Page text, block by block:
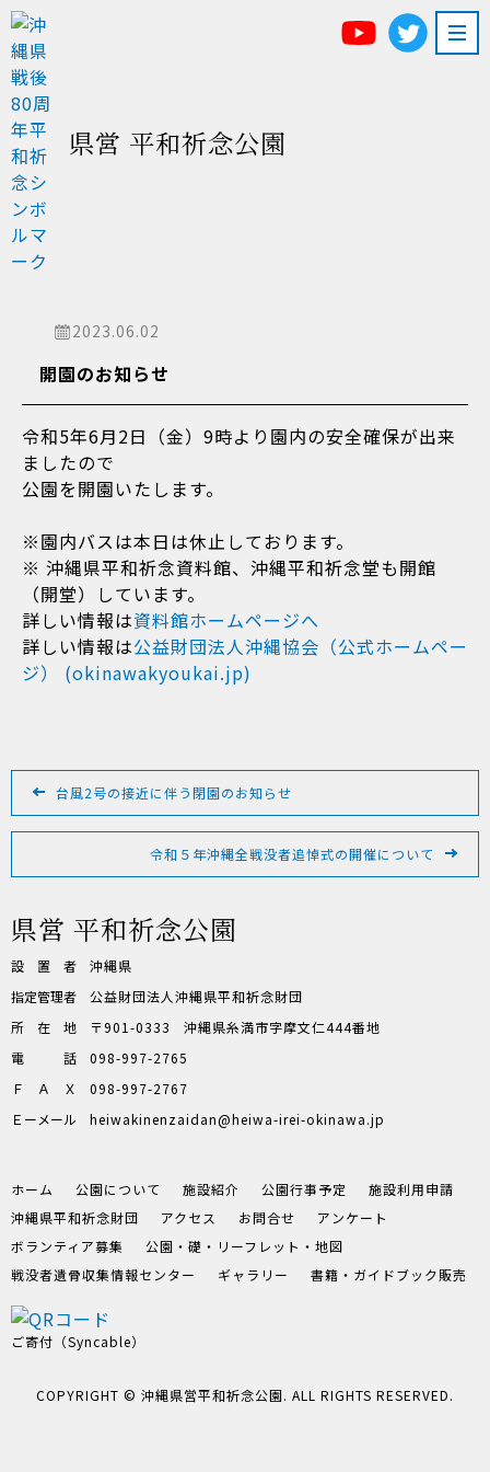
県営 平和祈念公園
2023.06.02
開園のお知らせ
令和5年6月2日（金）9時より園内の安全確保が出来
ましたので
公園を開園いたします。
※園内バスは本日は休止しております。
※ 沖縄県平和祈念資料館、沖縄平和祈念堂も開館
（開堂）しています。
詳しい情報は資料館ホームページへ
詳しい情報は公益財団法人沖縄協会（公式ホームペー
ジ） (okinawakyoukai.jp)
投
ナ
ゲ
シ
ン
台風2号の接近に伴う閉園のお知らせ
令和５年沖縄全戦没者追悼式の開催について
県営 平和祈念公園
設置者 沖縄県
指定管理者
公益財団法人沖縄県平和祈念財団
所在地
〒901-0333
沖縄県糸満市字摩文仁444番地
電話098-997-2765
ＦＡＸ 098-997-2767
Ｅーメール
heiwakinenzaidan heiwa-irei-okinawa.jp
ホーム 公園について 施設紹介 公園行事予定
施設利用申請
沖縄県平和祈念財団
アクセス お問合せ
アンケート
ボランティア募集
公園・礎・リーフレット・地図
戦没者遺骨収集情報センター
ギャラリー 書籍・ガイドブック販売
ご寄付（Syncable）
COPYRIGHT © 沖縄県営平和祈念公園. ALL RIGHTS RESERVED.